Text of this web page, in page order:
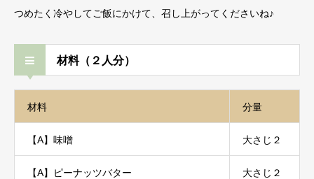
つめたく冷やしてご飯にかけて、召し上がってくださいね♪
材料（２人分）
材料 分量
【A】味噌 大さじ２
【A】ピーナッツバター 大さじ２